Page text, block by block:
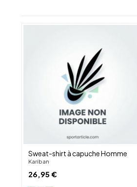
Sweat-shirt à capuche Homme
Kariban
26,95 €